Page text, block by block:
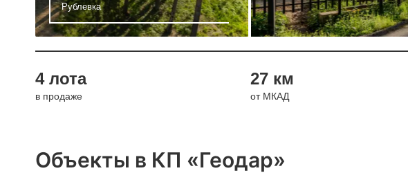
Рублевка
4 лота
в продаже
27 км
от МКАД
Объекты в КП «Геодар»